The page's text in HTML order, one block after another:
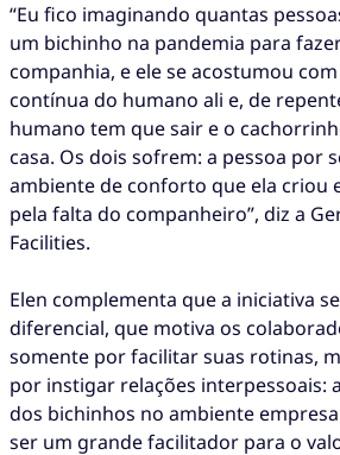
“Eu fico imaginando quantas
um bichinho na pandemia para
companhia, e ele se acostumou
contínua do humano ali e, de
humano tem que sair e o
casa. Os dois sofrem: a pessoa por
ambiente de conforto que ela criou
pela falta do companheiro”, diz a
Facilities.
Elen complementa que a iniciativa
diferencial, que motiva os
somente por facilitar suas rotinas,
por instigar relações interpessoais:
dos bichinhos no ambiente
ser um grande facilitador para o